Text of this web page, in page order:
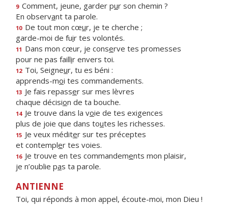
9 Comment, jeune, garder pur son chemin ?
En observant ta parole.
10 De tout mon cœur, je te cherche ;
garde-moi de fuir tes volontés.
11 Dans mon cœur, je conserve tes promesses
pour ne pas faillir envers toi.
12 Toi, Seigneur, tu es béni :
apprends-moi tes commandements.
13 Je fais repasser sur mes lèvres
chaque décision de ta bouche.
14 Je trouve dans la voie de tes exigences
plus de joie que dans toutes les richesses.
15 Je veux méditer sur tes préceptes
et contempler tes voies.
16 Je trouve en tes commandements mon plaisir,
je n’oublie pas ta parole.
ANTIENNE
Toi, qui réponds à mon appel, écoute-moi, mon Dieu !